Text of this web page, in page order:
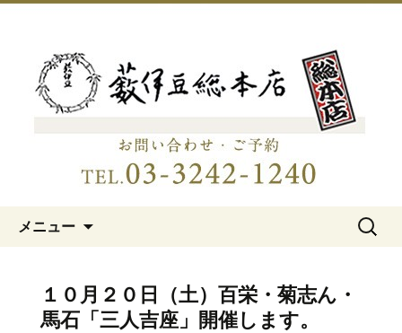
日本橋の老舗蕎麦屋「藪伊豆総
本店」
メニュー
検
１０月２０日（土）百栄・菊志ん・
馬石「三人吉座」開催します。